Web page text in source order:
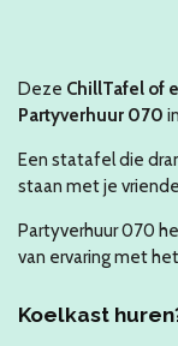
Deze ChillTafel of
Partyverhuur 070 in
Een statafel die
staan met je
Partyverhuur 070
van ervaring met
Koelkast